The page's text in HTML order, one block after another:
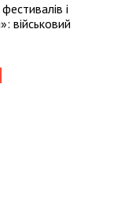
і
військовий